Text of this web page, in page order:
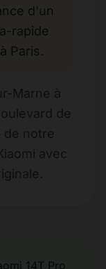
d'un
rapide
Paris.
Marne à
de
de notre
avec
14T Pro